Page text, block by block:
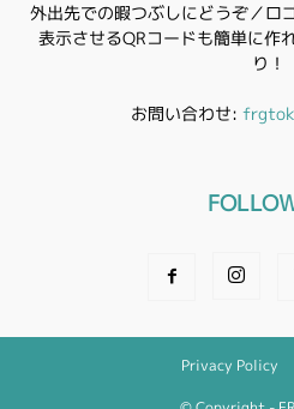
外出先での暇つぶしにどうぞ／ロ
表示させるQRコードも簡単に作
り！
お問い合わせ:
Privacy Policy